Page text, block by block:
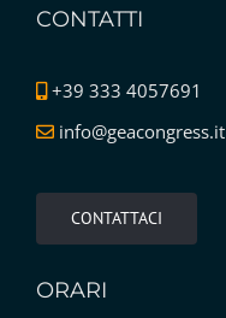
CONTATTI
+39 333 4057691
info@geacongress.it
CONTATTACI
ORARI